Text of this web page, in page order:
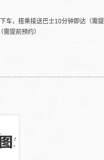
，搭乘接送巴士10分钟即达（需提
提前预约）